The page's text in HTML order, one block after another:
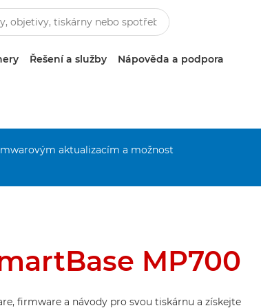
Řešení a služby Nápověda a podpora
aktualizacím a možnost
MP700
firmware a návody pro svou tiskárnu a získejte